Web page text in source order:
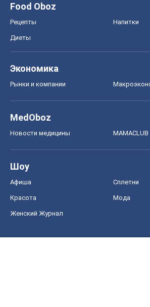
Food Oboz
Рецепты Напитки
Диеты
Экономика
Рынки и компании
MedOboz
Новости медицины MAMACLUB
Шоу
Афиша Сплетни
Красота Мода
Женский Журнал